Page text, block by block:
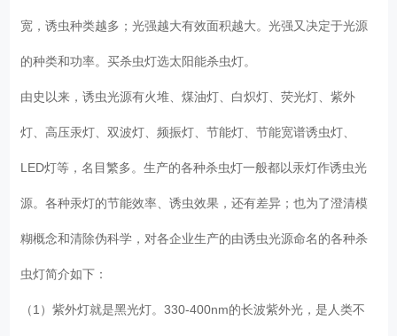
宽，诱虫种类越多；光强越大有效面积越大。光强又决定于光源
的种类和功率。买杀虫灯选太阳能杀虫灯。
由史以来，诱虫光源有火堆、煤油灯、白炽灯、荧光灯、紫外
灯、高压汞灯、双波灯、频振灯、节能灯、节能宽谱诱虫灯、
LED灯等，名目繁多。生产的各种杀虫灯一般都以汞灯作诱虫光
源。各种汞灯的节能效率、诱虫效果，还有差异；也为了澄清模
糊概念和清除伪科学，对各企业生产的由诱虫光源命名的各种杀
虫灯简介如下：
（1）紫外灯就是黑光灯。330-400nm的长波紫外光，是人类不